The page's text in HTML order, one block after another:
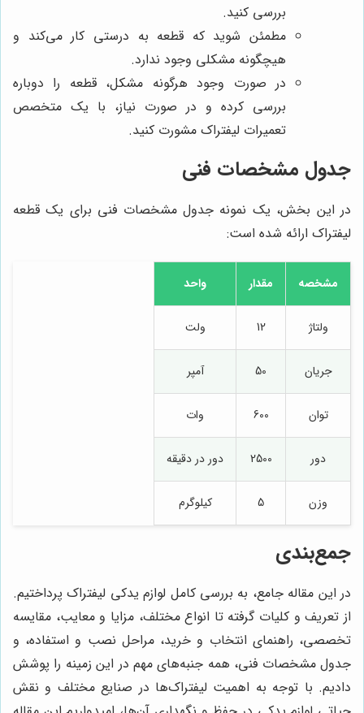
بررسی کنید.
مطمئن شوید که قطعه به درستی کار می‌کند و
هیچگونه مشکلی وجود ندارد.
در صورت وجود هرگونه مشکل، قطعه را دوباره
بررسی کرده و در صورت نیاز، با یک متخصص
تعمیرات لیفتراک مشورت کنید.
جدول مشخصات فنی
در این بخش، یک نمونه جدول مشخصات فنی برای یک قطعه
لیفتراک ارائه شده است:
مشخصه مقدار واحد
ولتاژ 12 ولت
جریان 50 آمپر
توان 600 وات
دور 2500 دور در دقیقه
وزن 5 کیلوگرم
جمع‌بندی
در این مقاله جامع، به بررسی کامل لوازم یدکی لیفتراک پرداختیم.
از تعریف و کلیات گرفته تا انواع مختلف، مزایا و معایب، مقایسه
تخصصی، راهنمای انتخاب و خرید، مراحل نصب و استفاده، و
جدول مشخصات فنی، همه جنبه‌های مهم در این زمینه را پوشش
دادیم. با توجه به اهمیت لیفتراک‌ها در صنایع مختلف و نقش